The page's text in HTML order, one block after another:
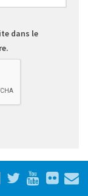
dans le